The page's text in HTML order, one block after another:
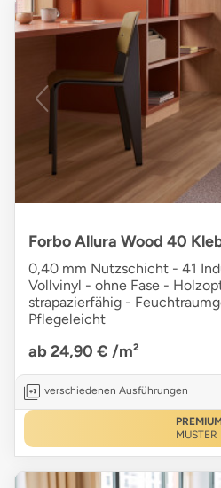
Forbo Allura Wood 40
0,40 mm Nutzschicht - 41
Vollvinyl - ohne Fase -
strapazierfähig -
Pflegeleicht
ab 24,90 € /m²
verschiedenen Ausführungen
MUSTER